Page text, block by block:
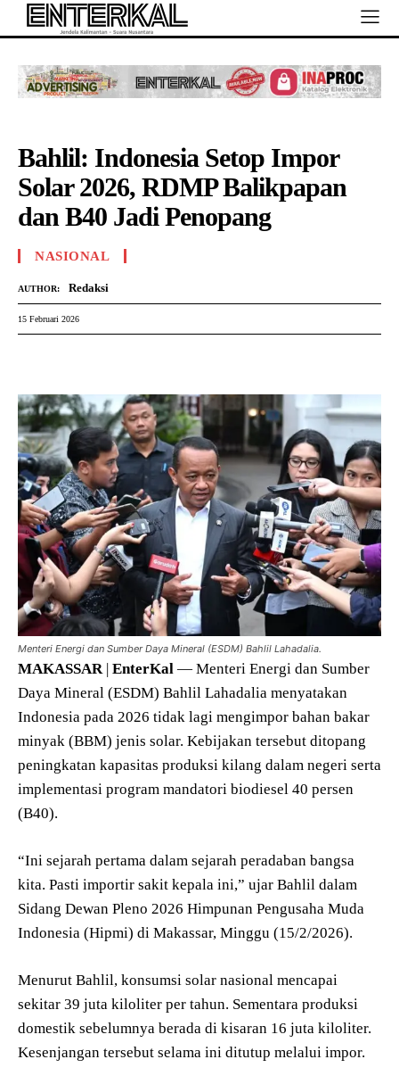
Bahlil: Indonesia Setop Impor
Solar 2026, RDMP Balikpapan
dan B40 Jadi Penopang
NASIONAL
AUTHOR: Redaksi
15 Februari 2026
Menteri Energi dan Sumber Daya Mineral (ESDM) Bahlil Lahadalia.
MAKASSAR| EnterKal — Menteri Energi dan Sumber
Daya Mineral (ESDM) Bahlil Lahadalia menyatakan
Indonesia pada 2026 tidak lagi mengimpor bahan bakar
minyak (BBM) jenis solar. Kebijakan tersebut ditopang
peningkatan kapasitas produksi kilang dalam negeri serta
implementasi program mandatori biodiesel 40 persen
(B40).
“Ini sejarah pertama dalam sejarah peradaban bangsa
kita. Pasti importir sakit kepala ini,” ujar Bahlil dalam
Sidang Dewan Pleno 2026 Himpunan Pengusaha Muda
Indonesia (Hipmi) di Makassar, Minggu (15/2/2026).
Menurut Bahlil, konsumsi solar nasional mencapai
sekitar 39 juta kiloliter per tahun. Sementara produksi
domestik sebelumnya berada di kisaran 16 juta kiloliter.
Kesenjangan tersebut selama ini ditutup melalui impor.